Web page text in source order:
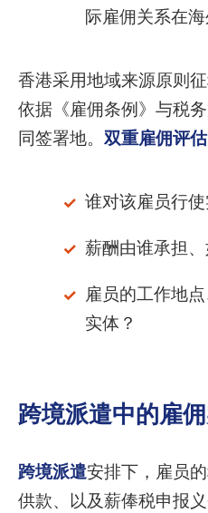
际雇佣关系在海
香港采用地域来源原则
依据《雇佣条例》与税
同签署地。 双重雇佣评估
谁对该雇员行
薪酬由谁承担
雇员的工作地
实体？
跨境派遣中的雇
跨境派遣安排下，雇员
供款、以及薪俸税申报